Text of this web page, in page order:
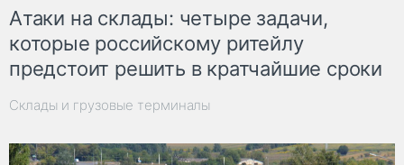
Атаки на склады: четыре задачи,
которые российскому ритейлу
предстоит решить в кратчайшие сроки
Склады и грузовые терминалы